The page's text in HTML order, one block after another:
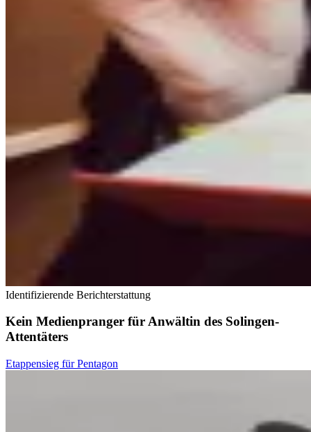
Identifizierende Berichterstattung
Kein Medienpranger für Anwältin des Solingen-
Attentäters
Etappensieg für Pentagon